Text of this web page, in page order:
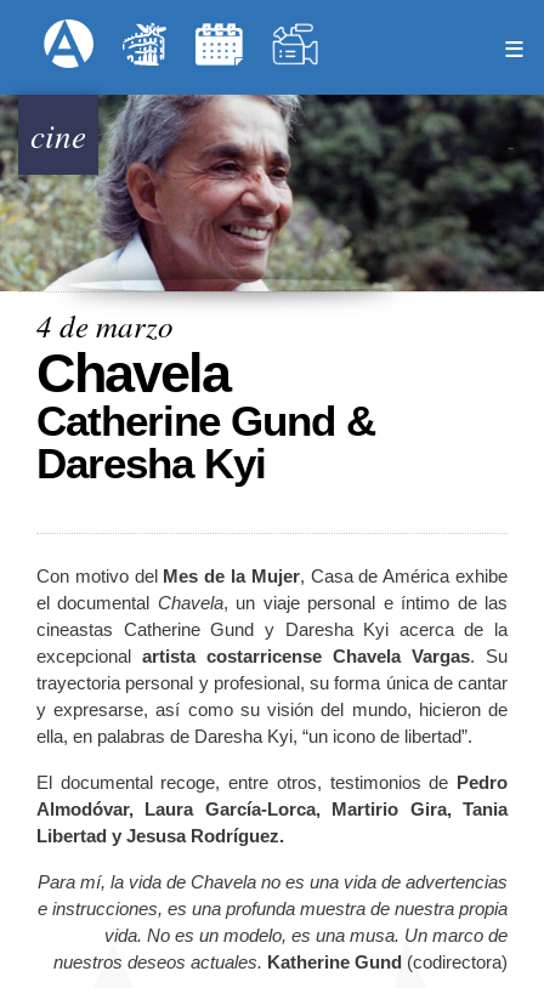
al
principal
Menú Superior
cine
4 de marzo
Chavela
Catherine Gund &
Daresha Kyi
Con motivo del Mes de la Mujer, Casa de América exhibe
el documental Chavela, un viaje personal e íntimo de las
cineastas Catherine Gund y Daresha Kyi acerca de la
excepcional artista costarricense Chavela Vargas. Su
trayectoria personal y profesional, su forma única de cantar
y expresarse, así como su visión del mundo, hicieron de
ella, en palabras de Daresha Kyi, “un icono de libertad”.
El documental recoge, entre otros, testimonios de Pedro
Almodóvar, Laura García-Lorca, Martirio Gira, Tania
Libertad y Jesusa Rodríguez.
Para mí, la vida de Chavela no es una vida de advertencias
e instrucciones, es una profunda muestra de nuestra propia
vida. No es un modelo, es una musa. Un marco de
nuestros deseos actuales. Katherine Gund (codirectora)